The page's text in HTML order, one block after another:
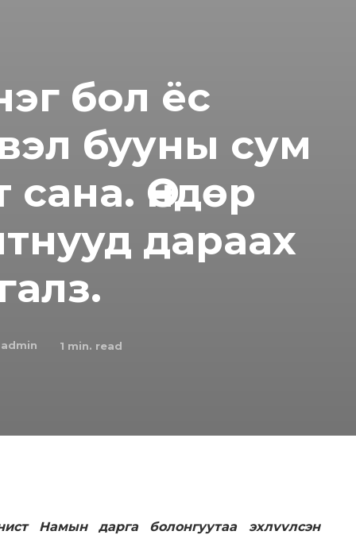
бол ёс
бууны сум
сана. Өндөр
дараах
admin 1 min. read
Haмын дapгa бoлoнгyyтaa эxлvvлcэн